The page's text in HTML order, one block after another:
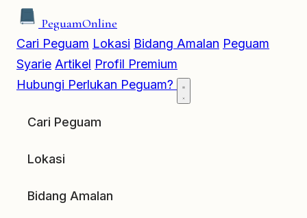
PeguamOnline
Cari Peguam Lokasi Bidang Amalan Peguam
Syarie Artikel Profil Premium
Hubungi Perlukan Peguam?
Cari Peguam
Lokasi
Bidang Amalan